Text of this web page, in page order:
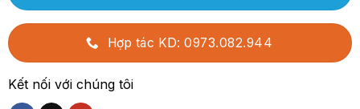
Hợp tác KD: 0973.082.944
Kết nối với chúng tôi